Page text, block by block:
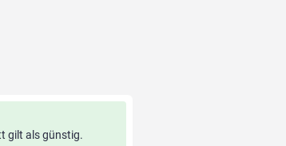
gilt als günstig.